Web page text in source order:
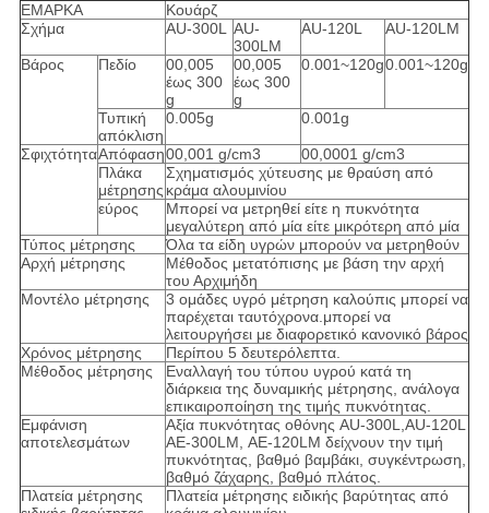
ΕΜΑΡΚΑ
Κουάρζ
Σχήμα
AU-300L AU-
300LM
AU-120L AU-120LM
Βάρος Πεδίο
00,005
έως 300
g
00,005
έως 300
g
0.001~120g0.001~120g
Τυπική
απόκλιση
0.005g 0.001g
ΣφιχτότηταΑπόφαση00,001 g/cm3
00,0001 g/cm3
Πλάκα
μέτρησης
Σχηματισμός χύτευσης με θραύση από
κράμα αλουμινίου
εύρος
Μπορεί να μετρηθεί είτε η πυκνότητα
μεγαλύτερη από μία είτε μικρότερη από μία
Τύπος μέτρησης
Όλα τα είδη υγρών μπορούν να μετρηθούν
Αρχή μέτρησης
Μέθοδος μετατόπισης με βάση την αρχή
του Αρχιμήδη
Μοντέλο μέτρησης
3 ομάδες υγρό μέτρηση καλούπις μπορεί να
παρέχεται ταυτόχρονα.μπορεί να
λειτουργήσει με διαφορετικό κανονικό βάρος
Χρόνος μέτρησης
Περίπου 5 δευτερόλεπτα.
Μέθοδος μέτρησης
Εναλλαγή του τύπου υγρού κατά τη
διάρκεια της δυναμικής μέτρησης, ανάλογα
επικαιροποίηση της τιμής πυκνότητας.
Εμφάνιση
αποτελεσμάτων
Αξία πυκνότητας οθόνης AU-300L,AU-120L
ΑΕ-300LM, ΑΕ-120LM δείχνουν την τιμή
πυκνότητας, βαθμό βαμβάκι, συγκέντρωση,
βαθμό ζάχαρης, βαθμό πλάτος.
Πλατεία μέτρησης
Πλατεία μέτρησης ειδικής βαρύτητας από